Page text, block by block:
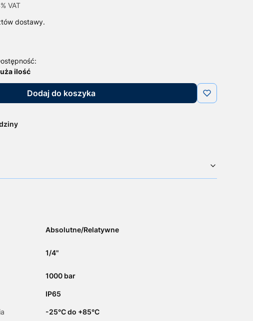
VAT
VAT
dostawy.
ilość
Dodaj do koszyka
Absolutne/Relatywne
1/4"
1000 bar
IP65
-25°C do +85°C